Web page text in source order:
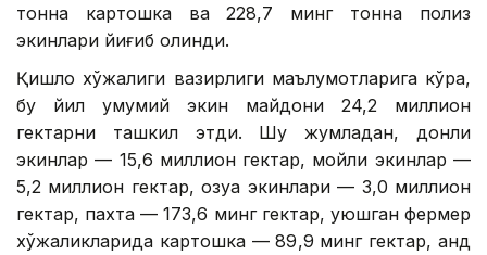
тонна картошка ва 228,7 минг тонна полиз
экинлари йиғиб олинди.
Қишлоқ хўжалиги вазирлиги маълумотларига кўра,
бу йил умумий экин майдони 24,2 миллион
гектарни ташкил этди. Шу жумладан, донли
экинлар — 15,6 миллион гектар, мойли экинлар —
5,2 миллион гектар, озуқа экинлари — 3,0 миллион
гектар, пахта — 173,6 минг гектар, уюшган фермер
хўжаликларида картошка — 89,9 минг гектар, қанд